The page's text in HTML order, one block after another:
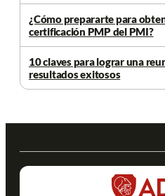
¿Cómo prepararte para
certificación PMP del PMI?
10 claves para lograr una
resultados exitosos